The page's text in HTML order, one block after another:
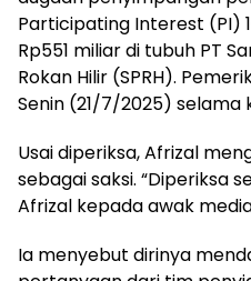
Participating Interest (PI)
Rp551 miliar di tubuh PT
Rokan Hilir (SPRH).
Senin (21/7/2025)
Usai diperiksa, Afrizal
sebagai saksi. “Diperiksa
Afrizal kepada awak
Ia menyebut dirinya